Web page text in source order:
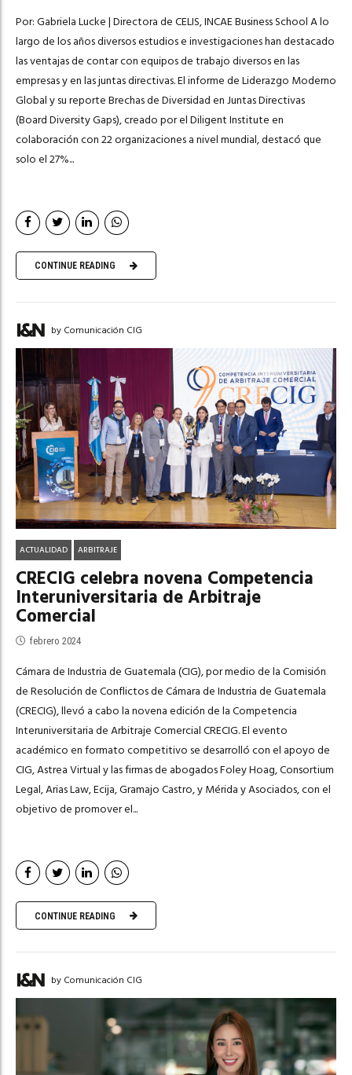
Por: Gabriela Lucke | Directora de CELIS, INCAE Business School A lo
largo de los años diversos estudios e investigaciones han destacado
las ventajas de contar con equipos de trabajo diversos en las
empresas y en las juntas directivas. El informe de Liderazgo Moderno
Global y su reporte Brechas de Diversidad en Juntas Directivas
(Board Diversity Gaps), creado por el Diligent Institute en
colaboración con 22 organizaciones a nivel mundial, destacó que
solo el 27%...
CONTINUE READING
by Comunicación CIG
ACTUALIDAD ARBITRAJE
CRECIG celebra novena Competencia
Interuniversitaria de Arbitraje
Comercial
febrero 2024
Cámara de Industria de Guatemala (CIG), por medio de la Comisión
de Resolución de Conflictos de Cámara de Industria de Guatemala
(CRECIG), llevó a cabo la novena edición de la Competencia
Interuniversitaria de Arbitraje Comercial CRECIG. El evento
académico en formato competitivo se desarrolló con el apoyo de
CIG, Astrea Virtual y las firmas de abogados Foley Hoag, Consortium
Legal, Arias Law, Ecija, Gramajo Castro, y Mérida y Asociados, con el
objetivo de promover el...
CONTINUE READING
by Comunicación CIG